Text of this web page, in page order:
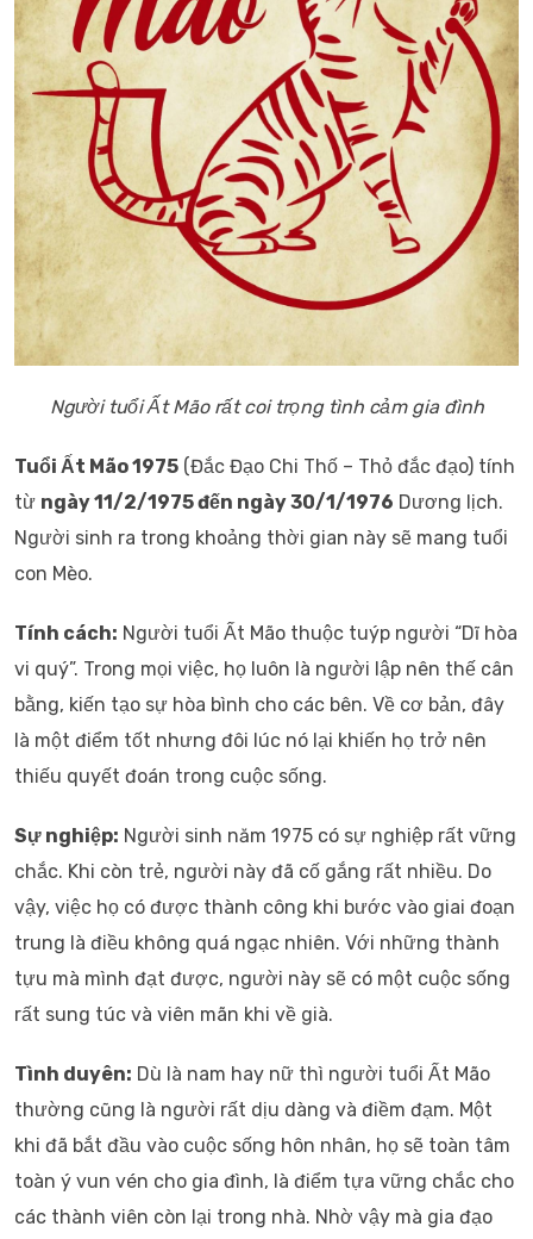
Người tuổi Ất Mão rất coi trọng tình cảm gia đình
Tuổi Ất Mão 1975 (Đắc Đạo Chi Thố – Thỏ đắc đạo) tính
từ ngày 11/2/1975 đến ngày 30/1/1976 Dương lịch.
Người sinh ra trong khoảng thời gian này sẽ mang tuổi
con Mèo.
Tính cách: Người tuổi Ất Mão thuộc tuýp người “Dĩ hòa
vi quý”. Trong mọi việc, họ luôn là người lập nên thế cân
bằng, kiến tạo sự hòa bình cho các bên. Về cơ bản, đây
là một điểm tốt nhưng đôi lúc nó lại khiến họ trở nên
thiếu quyết đoán trong cuộc sống.
Sự nghiệp: Người sinh năm 1975 có sự nghiệp rất vững
chắc. Khi còn trẻ, người này đã cố gắng rất nhiều. Do
vậy, việc họ có được thành công khi bước vào giai đoạn
trung là điều không quá ngạc nhiên. Với những thành
tựu mà mình đạt được, người này sẽ có một cuộc sống
rất sung túc và viên mãn khi về già.
Tình duyên: Dù là nam hay nữ thì người tuổi Ất Mão
thường cũng là người rất dịu dàng và điềm đạm. Một
khi đã bắt đầu vào cuộc sống hôn nhân, họ sẽ toàn tâm
toàn ý vun vén cho gia đình, là điểm tựa vững chắc cho
các thành viên còn lại trong nhà. Nhờ vậy mà gia đạo